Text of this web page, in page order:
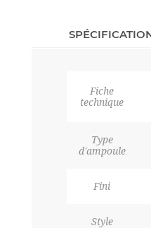
Fiche
technique
Type
d'ampoule
Fini
Style